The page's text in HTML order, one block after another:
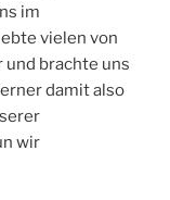
im
vielen von
brachte uns
damit also
wir